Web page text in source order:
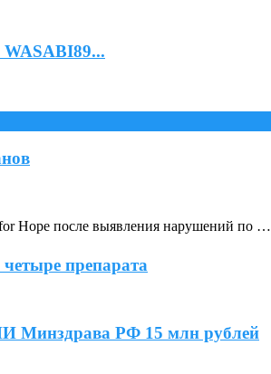
WASABI89...
Hope после выявления нарушений по …
препарата
Минздрава РФ 15 млн рублей